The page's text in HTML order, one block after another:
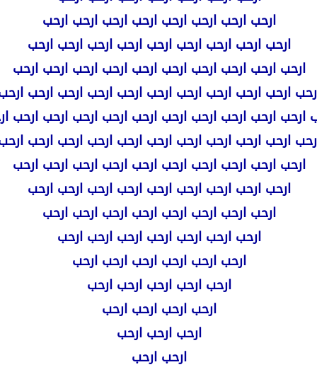
ارحب ارحب ارحب ارحب ارحب ارحب ارحب ارحب
ارحب ارحب ارحب ارحب ارحب ارحب ارحب ارحب ارحب
ارحب ارحب ارحب ارحب ارحب ارحب ارحب ارحب ارحب ارحب
ارحب ارحب ارحب ارحب ارحب ارحب ارحب ارحب ارحب
ارحب ارحب ارحب ارحب ارحب ارحب ارحب ارحب ارحب ارحب
ارحب ارحب ارحب ارحب ارحب ارحب ارحب ارحب ارحب
ارحب ارحب ارحب ارحب ارحب ارحب ارحب ارحب ارحب ارحب
ارحب ارحب ارحب ارحب ارحب ارحب ارحب ارحب ارحب
ارحب ارحب ارحب ارحب ارحب ارحب ارحب ارحب
ارحب ارحب ارحب ارحب ارحب ارحب ارحب
ارحب ارحب ارحب ارحب ارحب ارحب
ارحب ارحب ارحب ارحب ارحب
ارحب ارحب ارحب ارحب
ارحب ارحب ارحب
ارحب ارحب